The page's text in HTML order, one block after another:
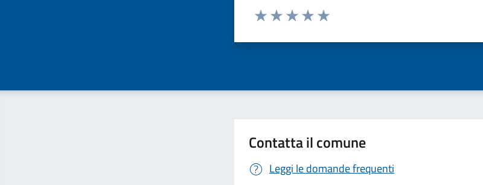
Valuta da 1 a 5 stelle la pagina
Contatta il comune
Leggi le domande frequenti